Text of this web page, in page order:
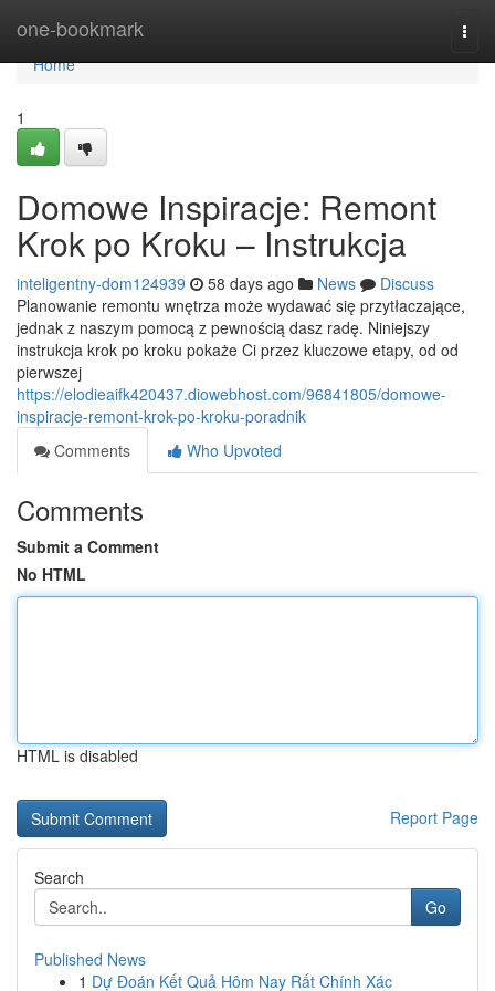
one-bookmark
Home
Home
1
Domowe Inspiracje: Remont
Krok po Kroku – Instrukcja
inteligentny-dom124939 58 days ago News
Discuss
Planowanie remontu wnętrza może wydawać się przytłaczające,
jednak z naszym pomocą z pewnością dasz radę. Niniejszy
instrukcja krok po kroku pokaże Ci przez kluczowe etapy, od od
pierwszej
https://elodieaifk420437.diowebhost.com/96841805/domowe-
inspiracje-remont-krok-po-kroku-poradnik
Comments
Who Upvoted
Comments
Submit a Comment
No HTML
HTML is disabled
Report Page
Search
Go
Published News
1 Dự Đoán Kết Quả Hôm Nay Rất Chính Xác